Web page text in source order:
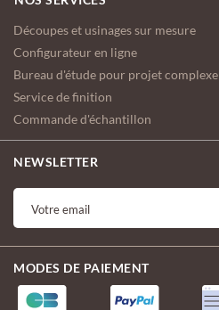
Découpes et usinages sur mesure
Configurateur en ligne
Bureau d'étude pour projet complexe
Service de finition
Commande d'échantillon
NEWSLETTER
MODES DE PAIEMENT